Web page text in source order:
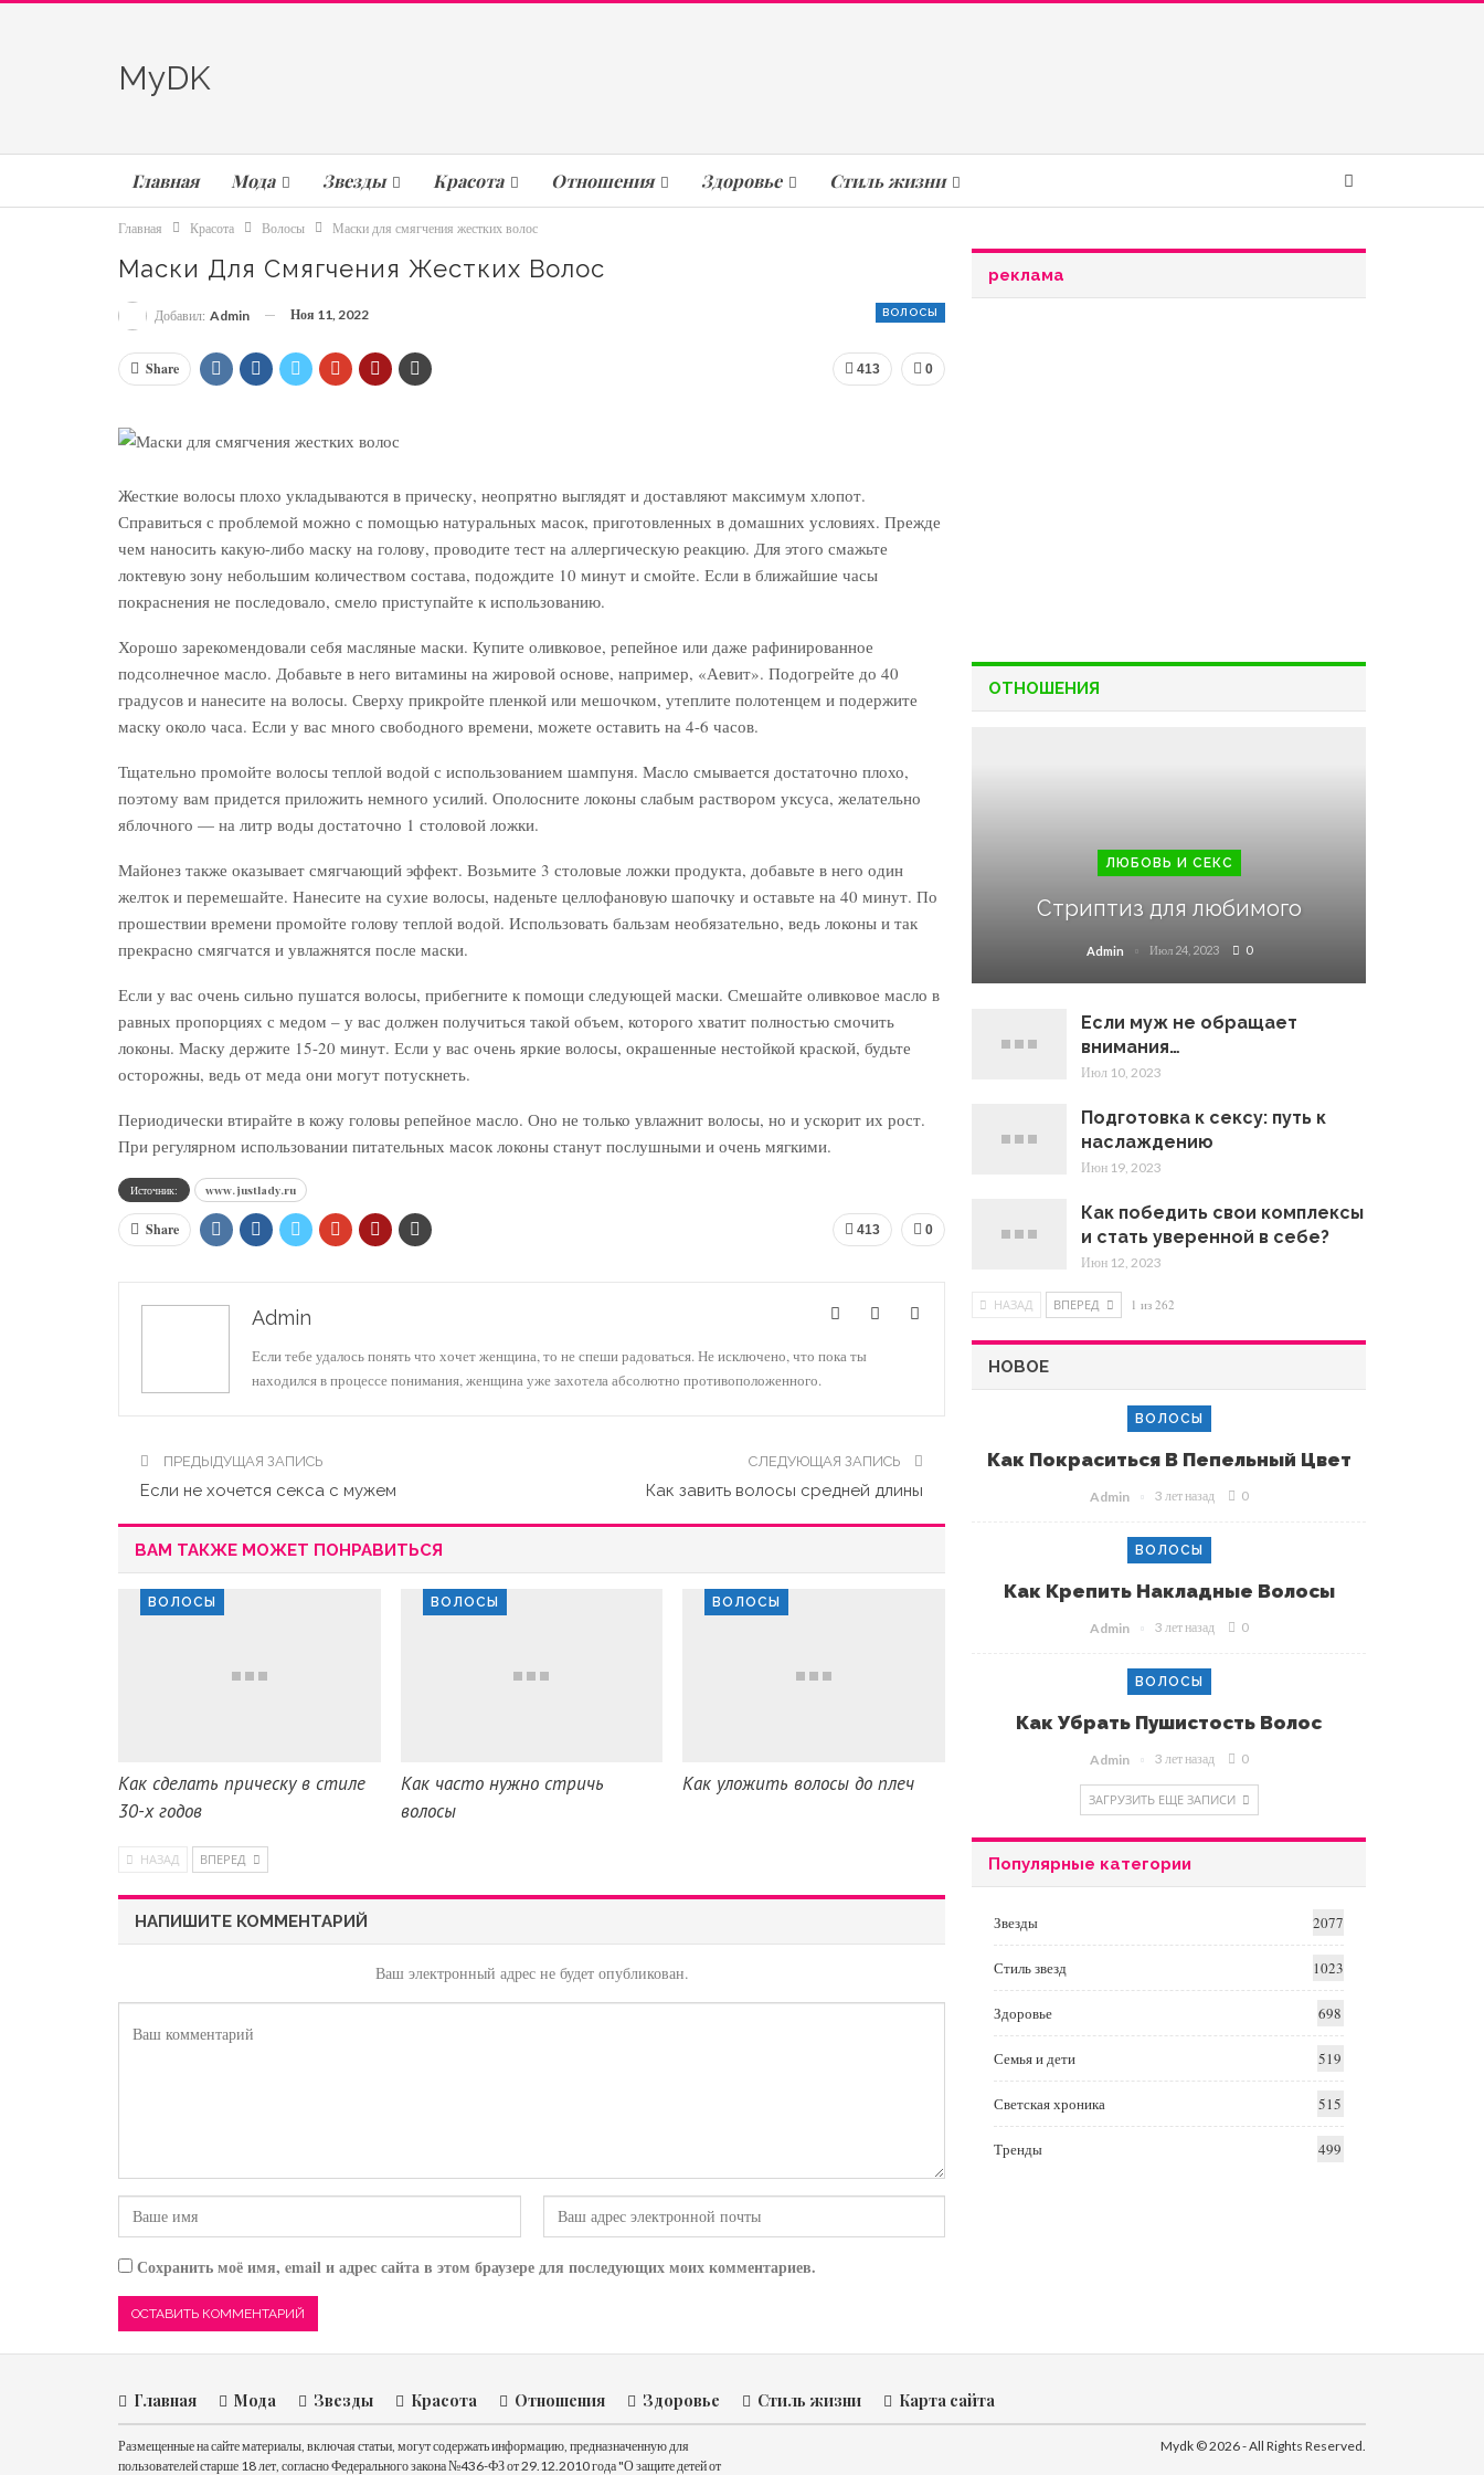
MyDK
Главная Мода Звезды Красота Отношения Здоровье Стиль жизни
Главная Красота Волосы Маски для смягчения жестких волос
Маски Для Смягчения Жестких Волос
ВОЛОСЫ
Добавил: Admin Ноя 11, 2022
0
413
Share
Жесткие волосы плохо укладываются в прическу, неопрятно выглядят и доставляют максимум хлопот.
Справиться с проблемой можно с помощью натуральных масок, приготовленных в домашних условиях. Прежде
чем наносить какую-либо маску на голову, проводите тест на аллергическую реакцию. Для этого смажьте
локтевую зону небольшим количеством состава, подождите 10 минут и смойте. Если в ближайшие часы
покраснения не последовало, смело приступайте к использованию.
Хорошо зарекомендовали себя масляные маски. Купите оливковое, репейное или даже рафинированное
подсолнечное масло. Добавьте в него витамины на жировой основе, например, «Аевит». Подогрейте до 40
градусов и нанесите на волосы. Сверху прикройте пленкой или мешочком, утеплите полотенцем и подержите
маску около часа. Если у вас много свободного времени, можете оставить на 4-6 часов.
Тщательно промойте волосы теплой водой с использованием шампуня. Масло смывается достаточно плохо,
поэтому вам придется приложить немного усилий. Ополосните локоны слабым раствором уксуса, желательно
яблочного — на литр воды достаточно 1 столовой ложки.
Майонез также оказывает смягчающий эффект. Возьмите 3 столовые ложки продукта, добавьте в него один
желток и перемешайте. Нанесите на сухие волосы, наденьте целлофановую шапочку и оставьте на 40 минут. По
прошествии времени промойте голову теплой водой. Использовать бальзам необязательно, ведь локоны и так
прекрасно смягчатся и увлажнятся после маски.
Если у вас очень сильно пушатся волосы, прибегните к помощи следующей маски. Смешайте оливковое масло в
равных пропорциях с медом – у вас должен получиться такой объем, которого хватит полностью смочить
локоны. Маску держите 15-20 минут. Если у вас очень яркие волосы, окрашенные нестойкой краской, будьте
осторожны, ведь от меда они могут потускнеть.
Периодически втирайте в кожу головы репейное масло. Оно не только увлажнит волосы, но и ускорит их рост.
При регулярном использовании питательных масок локоны станут послушными и очень мягкими.
Источник: www.justlady.ru
0
413
Share
Admin
Если тебе удалось понять что хочет женщина, то не спеши радоваться. Не исключено, что пока ты
находился в процессе понимания, женщина уже захотела абсолютно противоположенного.
ПРЕДЫДУЩАЯ ЗАПИСЬ
Если не хочется секса с мужем
СЛЕДУЮЩАЯ ЗАПИСЬ
Как завить волосы средней длины
ВАМ ТАКЖЕ МОЖЕТ ПОНРАВИТЬСЯ
ВОЛОСЫ
Как сделать прическу в стиле
30-х годов
ВОЛОСЫ
Как часто нужно стричь
волосы
ВОЛОСЫ
Как уложить волосы до плеч
НАЗАД ВПЕРЕД
НАПИШИТЕ КОММЕНТАРИЙ
Ваш электронный адрес не будет опубликован.
Сохранить моё имя, email и адрес сайта в этом браузере для последующих моих комментариев.
реклама
ОТНОШЕНИЯ
ЛЮБОВЬ И СЕКС
Стриптиз для любимого
Admin Июл 24, 2023 0
Если муж не обращает
внимания…
Июл 10, 2023
Подготовка к сексу: путь к
наслаждению
Июн 19, 2023
Как победить свои комплексы
и стать уверенной в себе?
Июн 12, 2023
НАЗАД ВПЕРЕД 1 из 262
НОВОЕ
ВОЛОСЫ
Как Покраситься В Пепельный Цвет
Admin 3 лет назад 0
ВОЛОСЫ
Как Крепить Накладные Волосы
Admin 3 лет назад 0
ВОЛОСЫ
Как Убрать Пушистость Волос
Admin 3 лет назад 0
ЗАГРУЗИТЬ ЕЩЕ ЗАПИСИ
Популярные категории
Звезды 2077
Стиль звезд 1023
Здоровье 698
Семья и дети 519
Светская хроника 515
Тренды 499
Главная Мода Звезды Красота Отношения Здоровье Стиль жизни Карта сайта
Размещенные на сайте материалы, включая статьи, могут содержать информацию, предназначенную для
пользователей старше 18 лет, согласно Федерального закона №436-ФЗ от 29.12.2010 года "О защите детей от
Mydk © 2026 - All Rights Reserved.